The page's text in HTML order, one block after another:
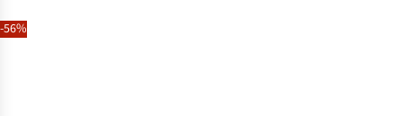
-56%